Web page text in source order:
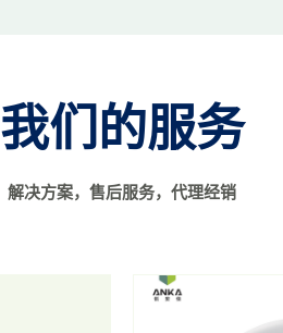
我们的服务
解决方案，售后服务，代理经销